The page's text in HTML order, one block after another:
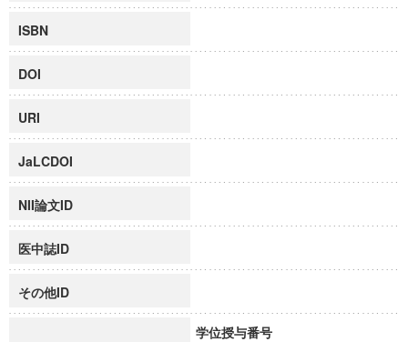
ISBN
DOI
URI
JaLCDOI
NII論文ID
医中誌ID
その他ID
学位授与番号